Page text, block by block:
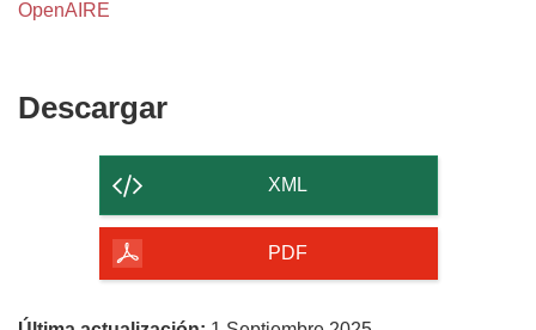
OpenAIRE
DescargarDescargar
contenido
de
página
XML
PDF